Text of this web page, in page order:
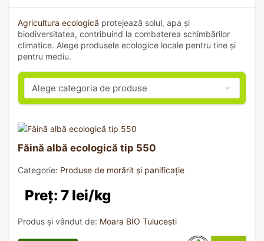
Agricultura ecologică protejează solul, apa și
biodiversitatea, contribuind la combaterea schimbărilor
climatice. Alege produsele ecologice locale pentru tine și
pentru mediu.
Făină albă ecologică tip 550
Categorie: Produse de morărit și panificație
Preț: 7 lei/kg
Produs și vândut de: Moara BIO Tulucești